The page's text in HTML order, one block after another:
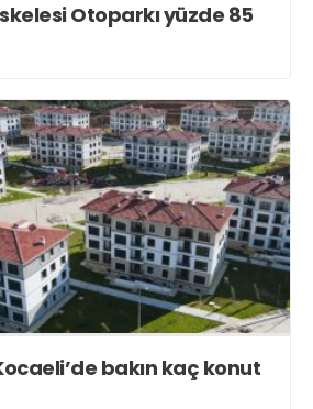
Otoparkı yüzde 85
bakın kaç konut